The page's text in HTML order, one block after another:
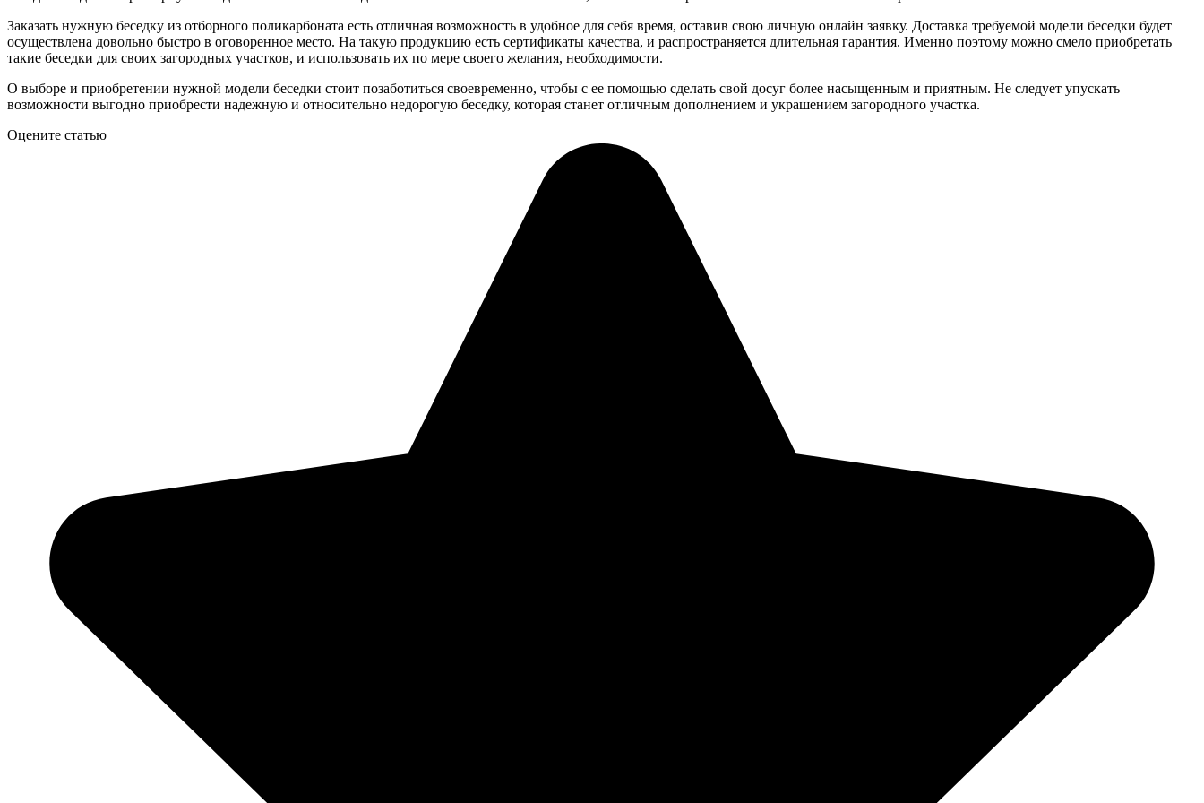
Заказать нужную беседку из отборного поликарбоната есть отличная возможность в удобное для себя время, оставив свою личную онлайн заявку. Доставка требуемой модели беседки будет
осуществлена довольно быстро в оговоренное место. На такую продукцию есть сертификаты качества, и распространяется длительная гарантия. Именно поэтому можно смело приобретать
такие беседки для своих загородных участков, и использовать их по мере своего желания, необходимости.
О выборе и приобретении нужной модели беседки стоит позаботиться своевременно, чтобы с ее помощью сделать свой досуг более насыщенным и приятным. Не следует упускать
возможности выгодно приобрести надежную и относительно недорогую беседку, которая станет отличным дополнением и украшением загородного участка.
Оцените статью